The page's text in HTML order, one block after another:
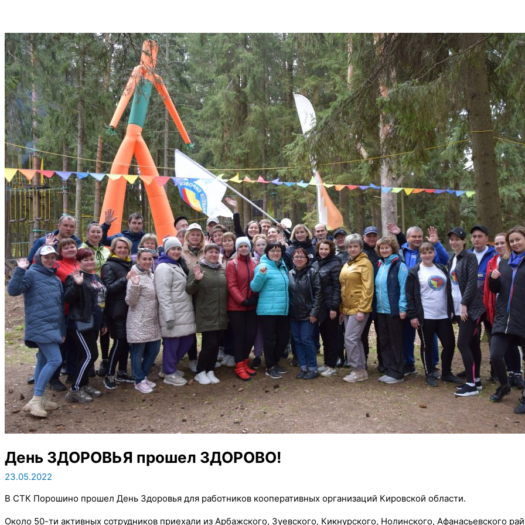
День ЗДОРОВЬЯ прошел ЗДОРОВО!
23.05.2022
В СТК Порошино прошел День Здоровья для работников кооперативных организаций Кировской области.
Около 50-ти активных сотрудников приехали из Арбажского, Зуевского, Кикнурского, Нолинского, Афанасьевского